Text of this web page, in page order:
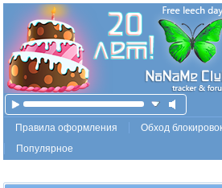
Правила оформления
Обход
Популярное